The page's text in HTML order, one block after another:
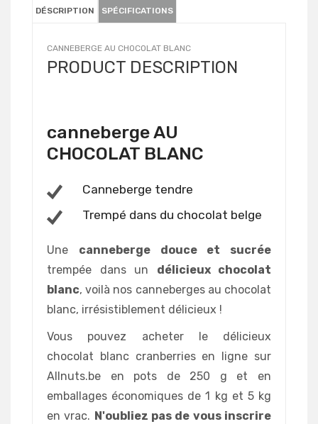
DÉSCRIPTION SPÉCIFICATIONS
CANNEBERGE AU CHOCOLAT BLANC
PRODUCT DESCRIPTION
canneberge AU
CHOCOLAT BLANC
Canneberge tendre
Trempé dans du chocolat belge
Une canneberge douce et sucrée
trempée dans un délicieux chocolat
blanc, voilà nos canneberges au chocolat
blanc, irrésistiblement délicieux !
Vous pouvez acheter le délicieux
chocolat blanc cranberries en ligne sur
Allnuts.be en pots de 250 g et en
emballages économiques de 1 kg et 5 kg
en vrac. N'oubliez pas de vous inscrire